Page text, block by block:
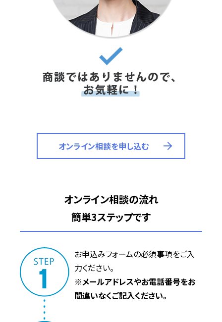
オンライン相談を申し込む
オンライン相談の流れ
簡単3ステップです
お申込みフォームの必須事項をご入
力ください。
※メールアドレスやお電話番号をお
間違いなくご記入ください。